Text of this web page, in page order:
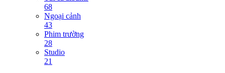
68
Ngoại cảnh
43
Phim trường
28
Studio
21